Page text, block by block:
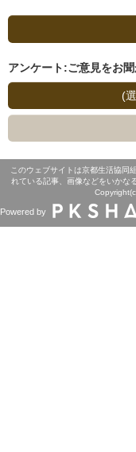
アンケート:ご意見をお
(
このウェブサイトは京都生活協同
れている記事、画像などをいかな
Powered by